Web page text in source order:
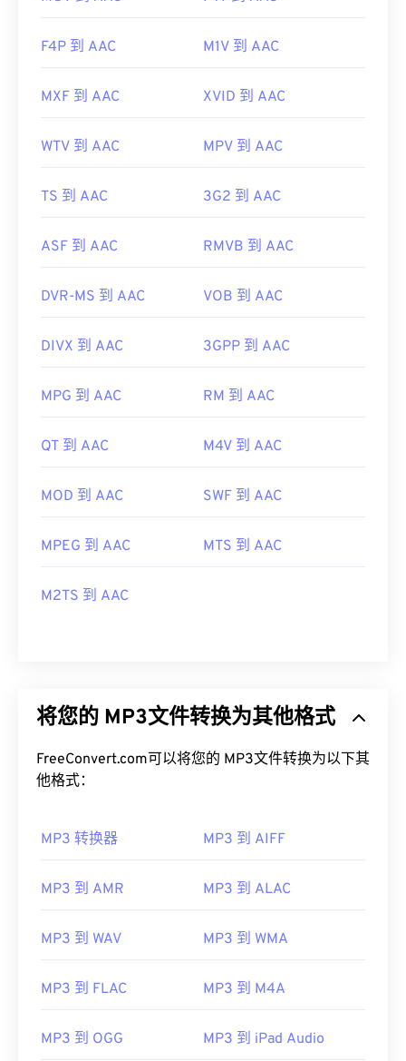
F4P 到 AAC M1V 到 AAC
MXF 到 AAC XVID 到 AAC
WTV 到 AAC MPV 到 AAC
TS 到 AAC 3G2 到 AAC
ASF 到 AAC RMVB 到 AAC
DVR-MS 到 AAC VOB 到 AAC
DIVX 到 AAC 3GPP 到 AAC
MPG 到 AAC RM 到 AAC
QT 到 AAC M4V 到 AAC
MOD 到 AAC SWF 到 AAC
MPEG 到 AAC MTS 到 AAC
M2TS 到 AAC
将您的 MP3文件转换为其他格式
FreeConvert.com可以将您的 MP3文件转换为以下其
他格式：
MP3 转换器 MP3 到 AIFF
MP3 到 AMR MP3 到 ALAC
MP3 到 WAV MP3 到 WMA
MP3 到 FLAC MP3 到 M4A
MP3 到 OGG MP3 到 iPad Audio